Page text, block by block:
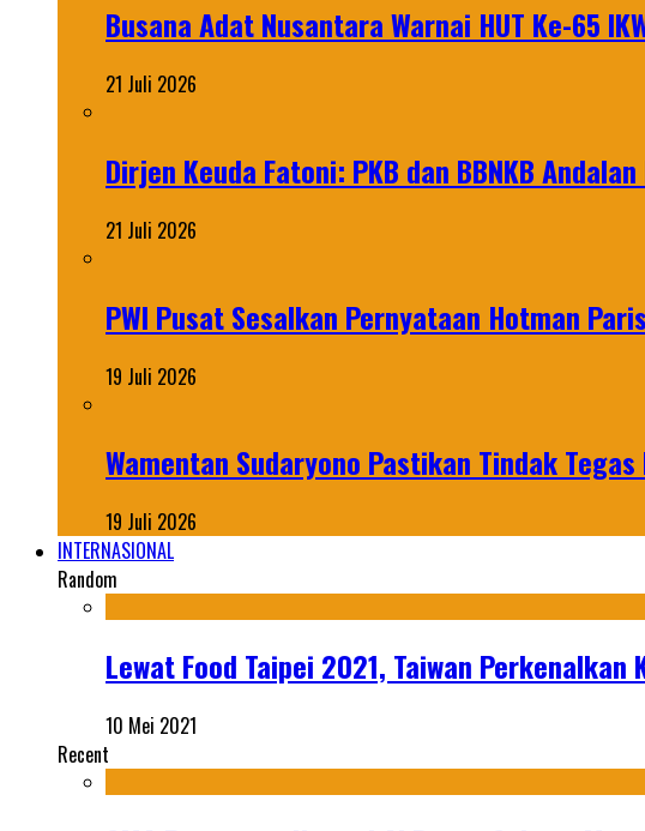
Busana Adat Nusantara Warnai HUT Ke-65
21 Juli 2026
Dirjen Keuda Fatoni: PKB dan BBNKB
21 Juli 2026
PWI Pusat Sesalkan Pernyataan Hotman
19 Juli 2026
Wamentan Sudaryono Pastikan Tindak
19 Juli 2026
INTERNASIONAL
Random
Lewat Food Taipei 2021, Taiwan
10 Mei 2021
Recent